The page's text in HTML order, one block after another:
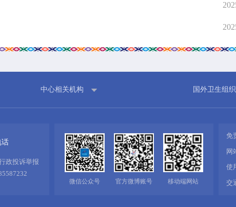
中心相关机构 国外卫生组织
话
政投诉举报
微信公众号 官方微博账号 移动端网站
免
网
使
交